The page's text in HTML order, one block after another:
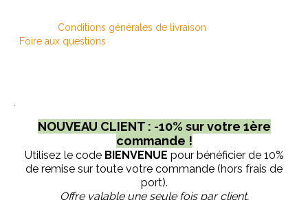
Conditions générales de livraison
Foire aux questions
NOUVEAU CLIENT : -10% sur votre 1ère
commande !
Utilisez le code BIENVENUE pour bénéficier de 10%
de remise sur toute votre commande (hors frais de
port).
Offre valable une seule fois par client.